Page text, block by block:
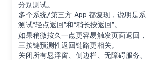
分别测试。
多个系统/第三方 App 都复现，说明是系
测试“轻点返回”和“稍长按返回”。
如果稍微按久一点更容易触发页面返回
三按键预测性返回链路更相关。
关闭所有悬浮窗、侧边栏、无障碍服务